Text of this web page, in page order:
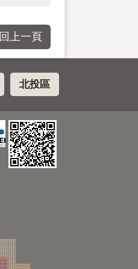
回上一頁
北投區